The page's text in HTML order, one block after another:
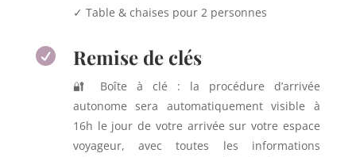
✓ Table & chaises pour 2 personnes
 Remise de clés
🔐 Boîte à clé : la procédure d’arrivée
autonome sera automatiquement visible à
16h le jour de votre arrivée sur votre espace
voyageur, avec toutes les informations